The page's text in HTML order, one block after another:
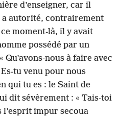
d’enseigner, car il
a autorité, contrairement
moment-là, il y avait
possédé par un
« Qu’avons-nous à faire avec
Es-tu venu pour nous
qui tu es : le Saint de
dit sévèrement : « Tais-toi
l’esprit impur secoua